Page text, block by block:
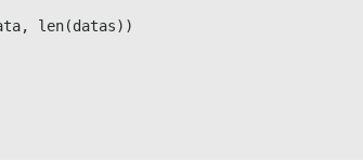
len(datas))